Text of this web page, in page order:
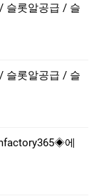
슬롯알공급 / 슬
슬롯알공급 / 슬
에